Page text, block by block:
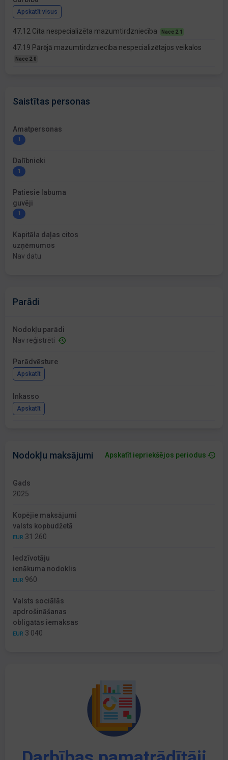
Apskatīt visus
47.12 Cita nespecializēta mazumtirdzniecība Nace 2.1
47.19 Pārējā mazumtirdzniecība nespecializētajos veikalos
Nace 2.0
Saistītas personas
Amatpersonas
1
Dalībnieki
1
Patiesie labuma
guvēji
1
Kapitāla daļas citos
uzņēmumos
Nav datu
Parādi
Nodokļu parādi
Nav reģistrēti
Parādvēsture
Apskatīt
Inkasso
Apskatīt
Nodokļu maksājumi Apskatīt iepriekšējos periodus
Gads
2025
Kopējie maksājumi
valsts kopbudžetā
EUR 31 260
Iedzīvotāju
ienākuma nodoklis
EUR 960
Valsts sociālās
apdrošināšanas
obligātās iemaksas
EUR 3 040